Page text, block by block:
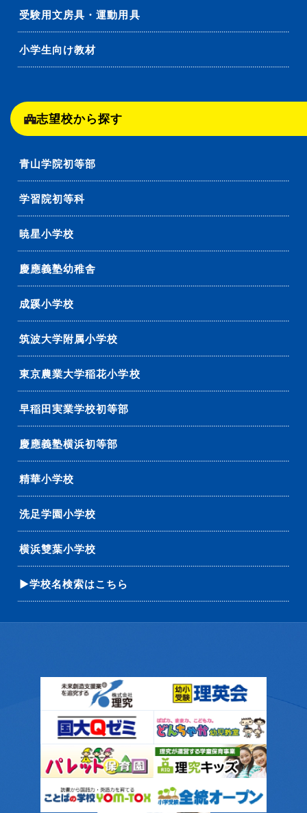
受験用文房具・運動用具
小学生向け教材
志望校から探す
青山学院初等部
学習院初等科
暁星小学校
慶應義塾幼稚舎
成蹊小学校
筑波大学附属小学校
東京農業大学稲花小学校
早稲田実業学校初等部
慶應義塾横浜初等部
精華小学校
洗足学園小学校
横浜雙葉小学校
▶学校名検索はこちら